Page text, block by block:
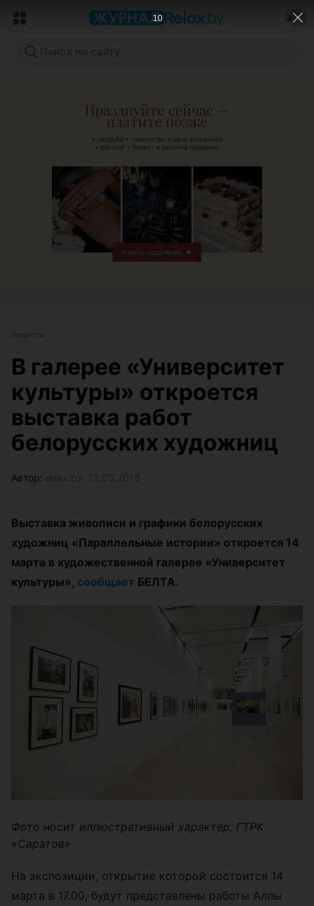
ЭФФЕКТИВНАЯ РЕКЛАМА НА САЙТЕ
Новости
В галерее «Университет
культуры» откроется
выставка работ
белорусских художниц
Автор:
Выставка живописи и графики белорусских
художниц «Параллельные истории» откроется 14
марта в художественной галерее «Университет
культуры», сообщает БЕЛТА.
Фото носит иллюстративный характер, ГТРК
«Саратов»
На экспозиции, открытие которой состоится 14
марта в 17.00, будут представлены работы Аллы
8